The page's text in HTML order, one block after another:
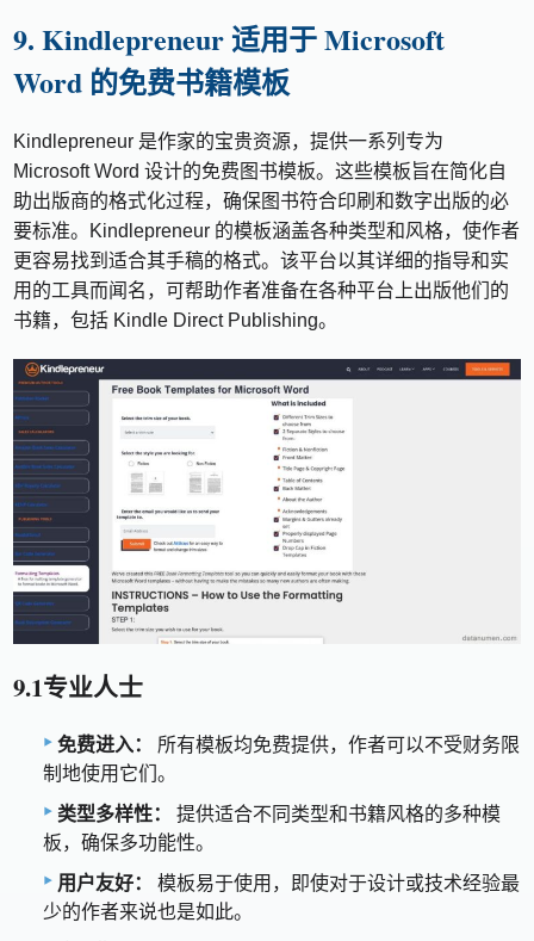
9. Kindlepreneur 适用于 Microsoft
Word 的免费书籍模板
Kindlepreneur 是作家的宝贵资源，提供一系列专为
Microsoft Word 设计的免费图书模板。这些模板旨在简化自
助出版商的格式化过程，确保图书符合印刷和数字出版的必
要标准。Kindlepreneur 的模板涵盖各种类型和风格，使作者
更容易找到适合其手稿的格式。该平台以其详细的指导和实
用的工具而闻名，可帮助作者准备在各种平台上出版他们的
书籍，包括 Kindle Direct Publishing。
9.1专业人士
免费进入：
所有模板均免费提供，作者可以不受财务限
制地使用它们。
类型多样性：
提供适合不同类型和书籍风格的多种模
板，确保多功能性。
用户友好：
模板易于使用，即使对于设计或技术经验最
少的作者来说也是如此。